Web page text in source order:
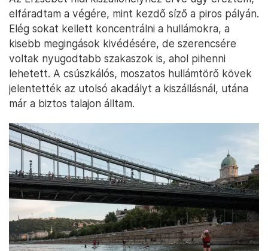
elfáradtam a végére, mint kezdő síző a piros pályán.
Elég sokat kellett koncentrálni a hullámokra, a
kisebb megingások kivédésére, de szerencsére
voltak nyugodtabb szakaszok is, ahol pihenni
lehetett. A csúszkálós, moszatos hullámtörő kövek
jelentették az utolsó akadályt a kiszállásnál, utána
már a biztos talajon álltam.